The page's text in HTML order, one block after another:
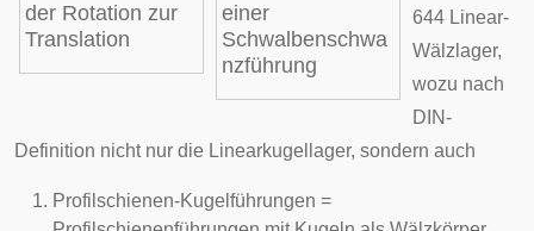
der Rotation zur
Translation
einer
Schwalbenschwa
nzführung
644 Linear-
Wälzlager,
wozu nach
DIN-
Definition nicht nur die Linearkugellager, sondern auch
Profilschienen-Kugelführungen =